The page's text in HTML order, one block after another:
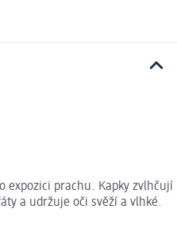
expozici prachu. Kapky zvlhčují
a udržuje oči svěží a vlhké.